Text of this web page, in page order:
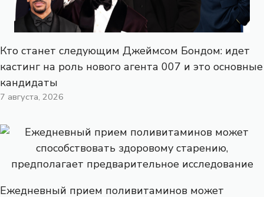
Кто станет следующим Джеймсом Бондом: идет
кастинг на роль нового агента 007 и это основные
кандидаты
7 августа, 2026
Ежедневный прием поливитаминов может